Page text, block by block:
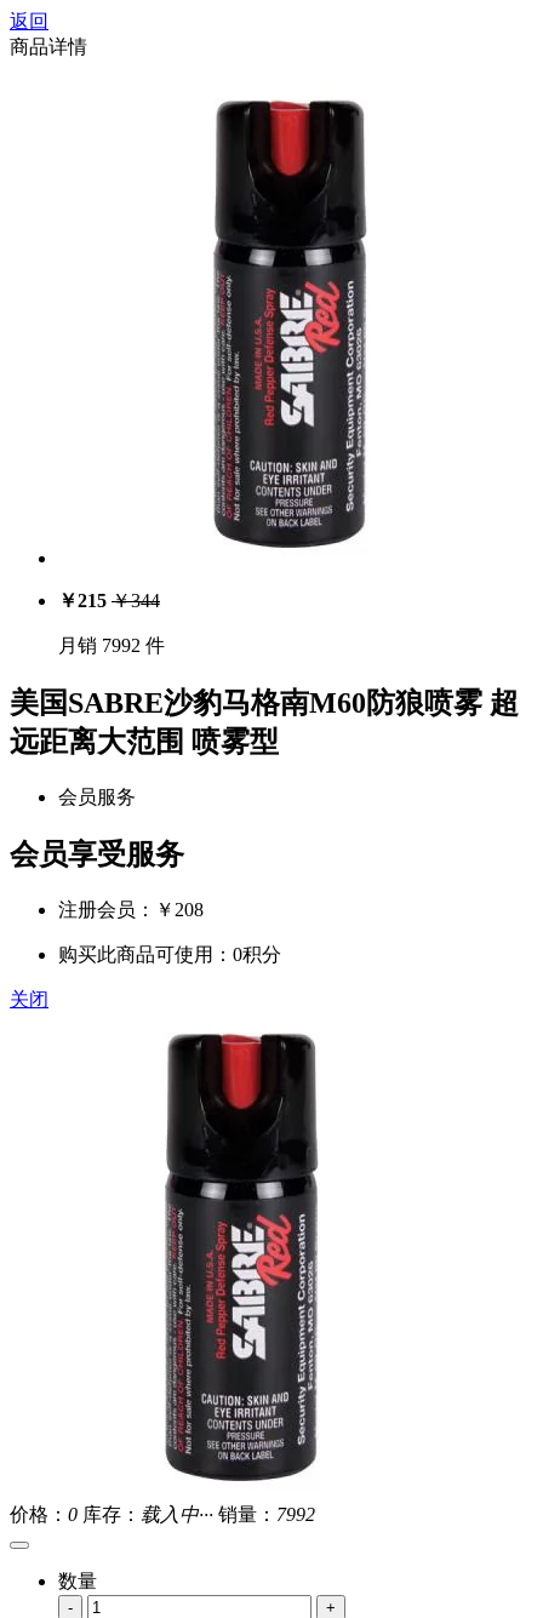
返回
商品详情
￥215 ￥344
月销 7992 件
美国SABRE沙豹马格南M60防狼喷雾 超
远距离大范围 喷雾型
会员服务
会员享受服务
注册会员：￥ 208
购买此商品可使用：0积分
关闭
价格： 0 库存： 载入中··· 销量： 7992
数量
- +